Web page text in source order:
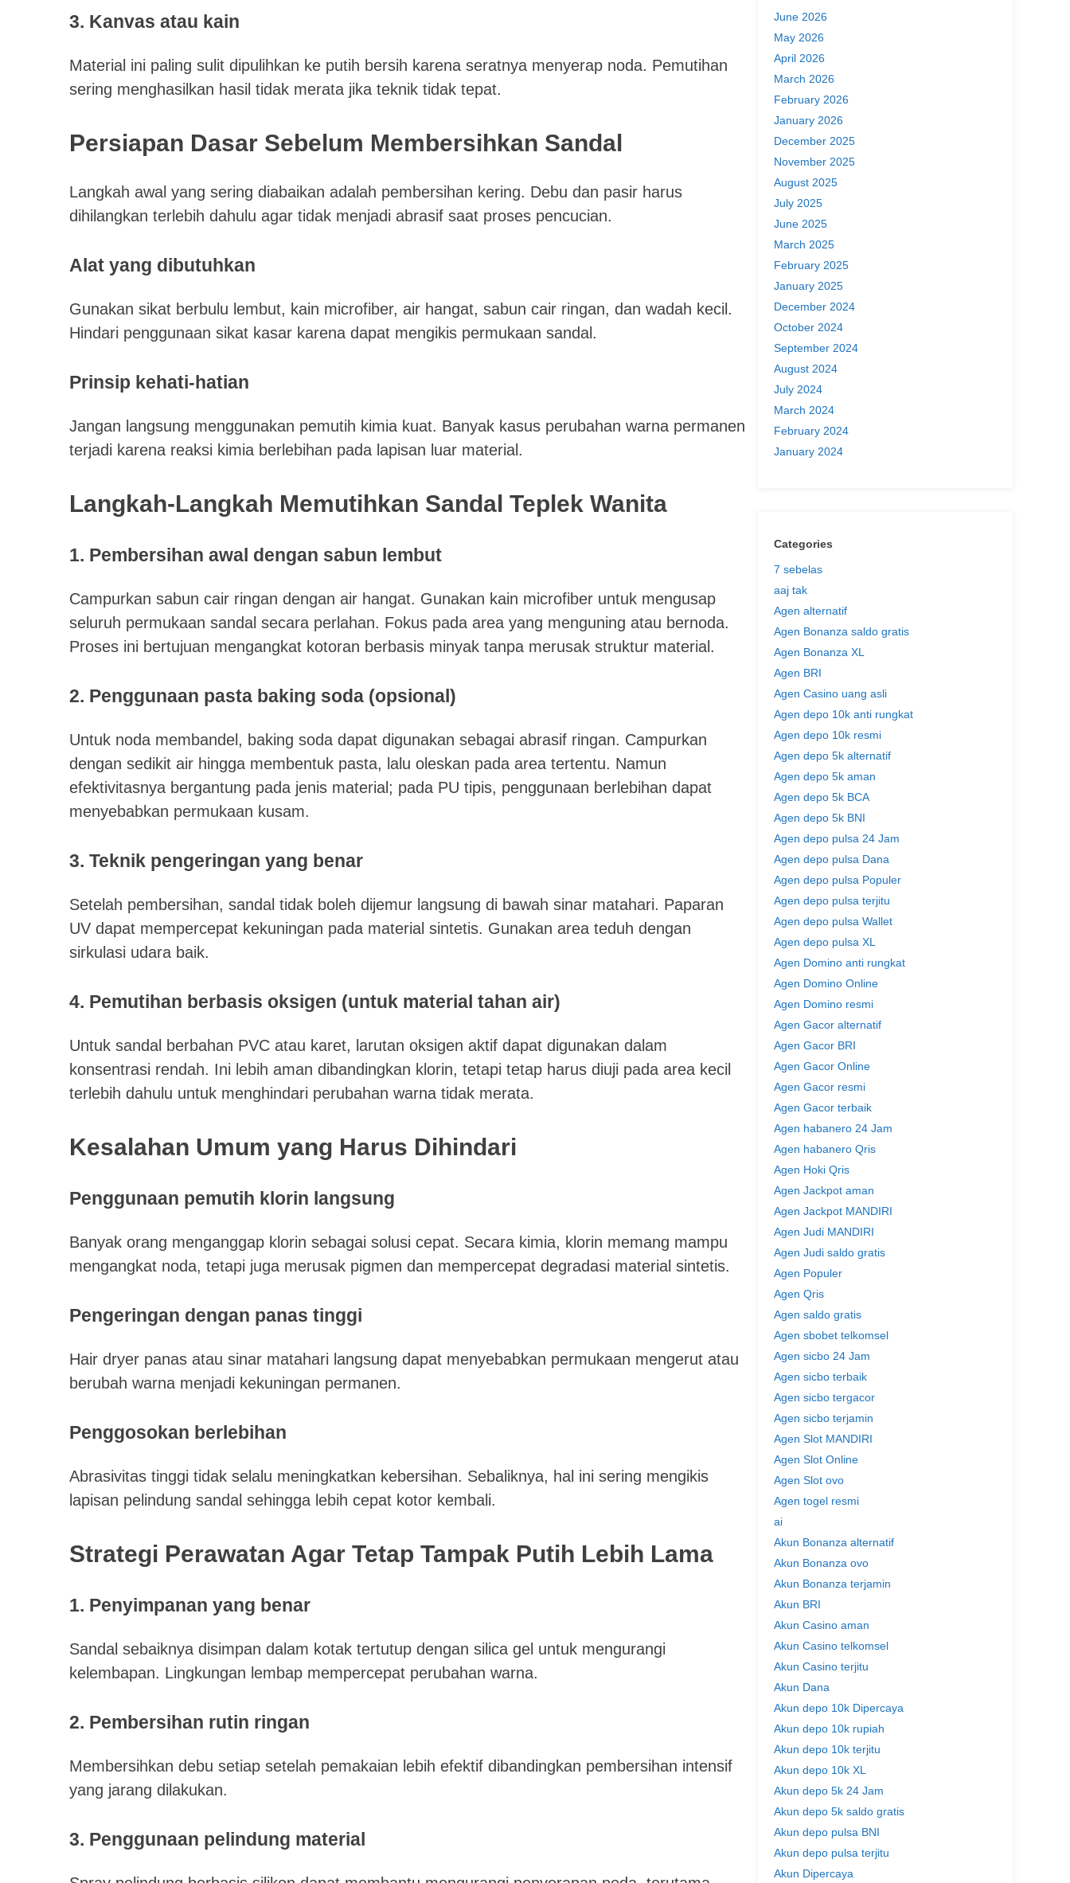
3. Kanvas atau kain
Material ini paling sulit dipulihkan ke putih bersih karena seratnya menyerap noda. Pemutihan
sering menghasilkan hasil tidak merata jika teknik tidak tepat.
Persiapan Dasar Sebelum Membersihkan Sandal
Langkah awal yang sering diabaikan adalah pembersihan kering. Debu dan pasir harus
dihilangkan terlebih dahulu agar tidak menjadi abrasif saat proses pencucian.
Alat yang dibutuhkan
Gunakan sikat berbulu lembut, kain microfiber, air hangat, sabun cair ringan, dan wadah kecil.
Hindari penggunaan sikat kasar karena dapat mengikis permukaan sandal.
Prinsip kehati-hatian
Jangan langsung menggunakan pemutih kimia kuat. Banyak kasus perubahan warna permanen
terjadi karena reaksi kimia berlebihan pada lapisan luar material.
Langkah-Langkah Memutihkan Sandal Teplek Wanita
1. Pembersihan awal dengan sabun lembut
Campurkan sabun cair ringan dengan air hangat. Gunakan kain microfiber untuk mengusap
seluruh permukaan sandal secara perlahan. Fokus pada area yang menguning atau bernoda.
Proses ini bertujuan mengangkat kotoran berbasis minyak tanpa merusak struktur material.
2. Penggunaan pasta baking soda (opsional)
Untuk noda membandel, baking soda dapat digunakan sebagai abrasif ringan. Campurkan
dengan sedikit air hingga membentuk pasta, lalu oleskan pada area tertentu. Namun
efektivitasnya bergantung pada jenis material; pada PU tipis, penggunaan berlebihan dapat
menyebabkan permukaan kusam.
3. Teknik pengeringan yang benar
Setelah pembersihan, sandal tidak boleh dijemur langsung di bawah sinar matahari. Paparan
UV dapat mempercepat kekuningan pada material sintetis. Gunakan area teduh dengan
sirkulasi udara baik.
4. Pemutihan berbasis oksigen (untuk material tahan air)
Untuk sandal berbahan PVC atau karet, larutan oksigen aktif dapat digunakan dalam
konsentrasi rendah. Ini lebih aman dibandingkan klorin, tetapi tetap harus diuji pada area kecil
terlebih dahulu untuk menghindari perubahan warna tidak merata.
Kesalahan Umum yang Harus Dihindari
Penggunaan pemutih klorin langsung
Banyak orang menganggap klorin sebagai solusi cepat. Secara kimia, klorin memang mampu
mengangkat noda, tetapi juga merusak pigmen dan mempercepat degradasi material sintetis.
Pengeringan dengan panas tinggi
Hair dryer panas atau sinar matahari langsung dapat menyebabkan permukaan mengerut atau
berubah warna menjadi kekuningan permanen.
Penggosokan berlebihan
Abrasivitas tinggi tidak selalu meningkatkan kebersihan. Sebaliknya, hal ini sering mengikis
lapisan pelindung sandal sehingga lebih cepat kotor kembali.
Strategi Perawatan Agar Tetap Tampak Putih Lebih Lama
1. Penyimpanan yang benar
Sandal sebaiknya disimpan dalam kotak tertutup dengan silica gel untuk mengurangi
kelembapan. Lingkungan lembap mempercepat perubahan warna.
2. Pembersihan rutin ringan
Membersihkan debu setiap setelah pemakaian lebih efektif dibandingkan pembersihan intensif
yang jarang dilakukan.
3. Penggunaan pelindung material
June 2026
May 2026
April 2026
March 2026
February 2026
January 2026
December 2025
November 2025
August 2025
July 2025
June 2025
March 2025
February 2025
January 2025
December 2024
October 2024
September 2024
August 2024
July 2024
March 2024
February 2024
January 2024
Categories
7 sebelas
aaj tak
Agen alternatif
Agen Bonanza saldo gratis
Agen Bonanza XL
Agen BRI
Agen Casino uang asli
Agen depo 10k anti rungkat
Agen depo 10k resmi
Agen depo 5k alternatif
Agen depo 5k aman
Agen depo 5k BCA
Agen depo 5k BNI
Agen depo pulsa 24 Jam
Agen depo pulsa Dana
Agen depo pulsa Populer
Agen depo pulsa terjitu
Agen depo pulsa Wallet
Agen depo pulsa XL
Agen Domino anti rungkat
Agen Domino Online
Agen Domino resmi
Agen Gacor alternatif
Agen Gacor BRI
Agen Gacor Online
Agen Gacor resmi
Agen Gacor terbaik
Agen habanero 24 Jam
Agen habanero Qris
Agen Hoki Qris
Agen Jackpot aman
Agen Jackpot MANDIRI
Agen Judi MANDIRI
Agen Judi saldo gratis
Agen Populer
Agen Qris
Agen saldo gratis
Agen sbobet telkomsel
Agen sicbo 24 Jam
Agen sicbo terbaik
Agen sicbo tergacor
Agen sicbo terjamin
Agen Slot MANDIRI
Agen Slot Online
Agen Slot ovo
Agen togel resmi
ai
Akun Bonanza alternatif
Akun Bonanza ovo
Akun Bonanza terjamin
Akun BRI
Akun Casino aman
Akun Casino telkomsel
Akun Casino terjitu
Akun Dana
Akun depo 10k Dipercaya
Akun depo 10k rupiah
Akun depo 10k terjitu
Akun depo 10k XL
Akun depo 5k 24 Jam
Akun depo 5k saldo gratis
Akun depo pulsa BNI
Akun depo pulsa terjitu
Akun Dipercaya